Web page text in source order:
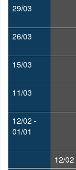
29/03
26/03
15/03
11/03
12/02 -
01/01
12/02